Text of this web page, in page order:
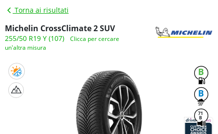
Torna ai risultati
Michelin CrossClimate 2 SUV
255/50 R19 Y (107)
Clicca per cercare
un'altra misura
B
B
71
B